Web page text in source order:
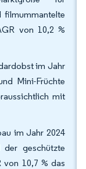
filmummantelte
von 10,2 %
im Jahr
Mini-Früchte
mit
im Jahr 2024
geschützte
10,7 % das